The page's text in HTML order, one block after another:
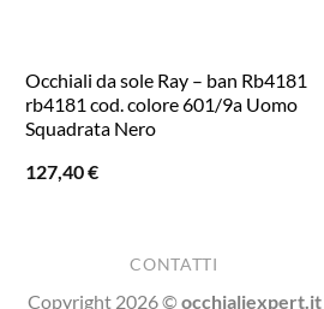
Occhiali da sole Ray – ban Rb4181
rb4181 cod. colore 601/9a Uomo
Squadrata Nero
127,40€
CONTATTI
Copyright 2026 ©occhialiexpert.it